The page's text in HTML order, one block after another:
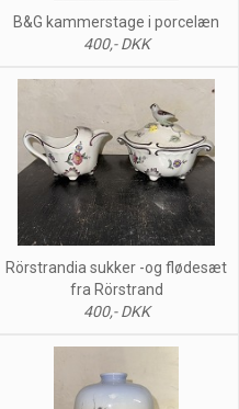
B&G kammerstage i porcelæn
400,- DKK
Rörstrandia sukker -og flødesæt
fra Rörstrand
400,- DKK